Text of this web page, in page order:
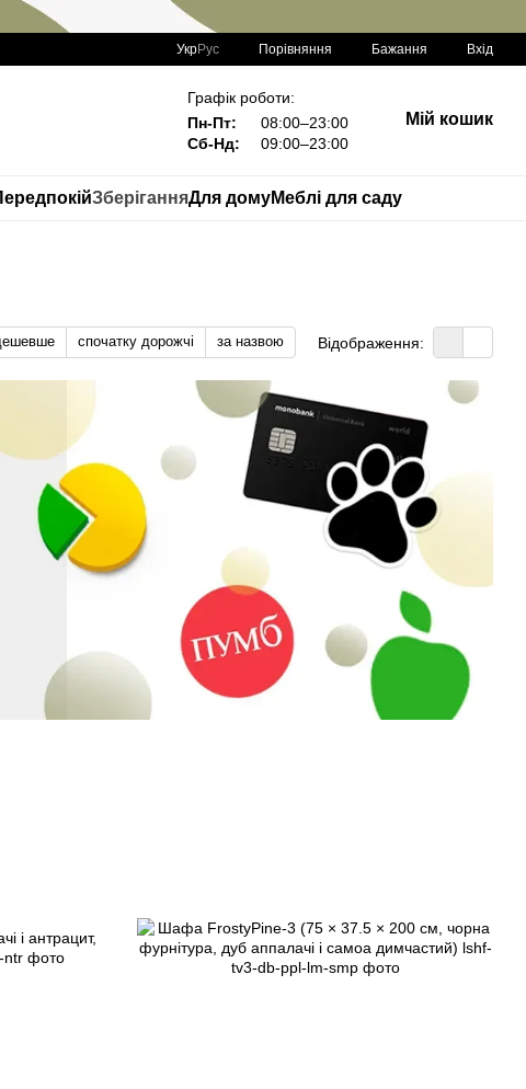
УкрРус Порівняння Бажання Вхід
Графік роботи:
Пн-Пт:
08:00–23:00
Сб-Нд:
09:00–23:00
Мій кошик
ЗберіганняДля домуМеблі для саду
спочатку дорожчі за назвою Відображення: